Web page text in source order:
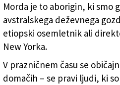
Morda je to aborigin, ki smo
avstralskega deževnega
etiopski osemletnik ali
New Yorka.
V prazničnem času se
domačih – se pravi ljudi, ki